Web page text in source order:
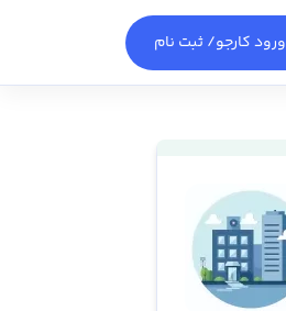
ورود کارجو/ ثبت نام